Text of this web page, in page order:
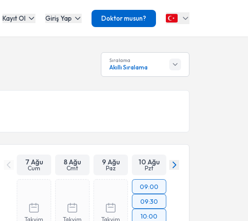
Kayıt Ol Giriş Yap Doktor musun?
Sıralama
Akıllı Sıralama
7 Ağu
Cum
8 Ağu
Cmt
9 Ağu
Paz
10 Ağu
Pzt
Takvim
Takvim
Takvim
09:00
09:30
10:00